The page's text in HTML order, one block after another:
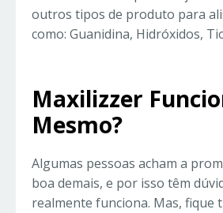
outros tipos de produto para
como: Guanidina, Hidróxidos,
Maxilizzer
Mesmo?
Algumas pessoas acham a
boa demais, e por isso têm
realmente funciona. Mas, fique